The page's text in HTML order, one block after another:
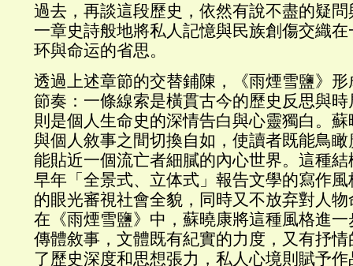
過去，再談這段歷史，依然有說不盡的疑
一章史詩般地將私人記憶與民族創傷交織
环與命运的省思。
透過上述章節的交替鋪陳，《雨煙雪鹽》
節奏：一條線索是橫貫古今的歷史反思與
則是個人生命史的深情告白與心靈獨白。
與個人敘事之間切換自如，使讀者既能鳥
能貼近一個流亡者細膩的內心世界。這種
早年「全景式、立体式」報告文學的寫作
的眼光審視社會全貌，同時又不放弃對人
在《雨煙雪鹽》中，蘇曉康將這種風格進
傳體敘事，文體既有紀實的力度，又有抒
了歷史深度和思想張力，私人心境則賦予